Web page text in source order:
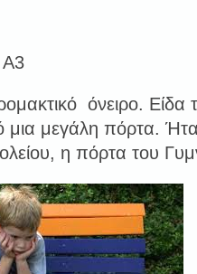
Α3
όνειρο. Είδα
μια μεγάλη πόρτα.
η πόρτα του